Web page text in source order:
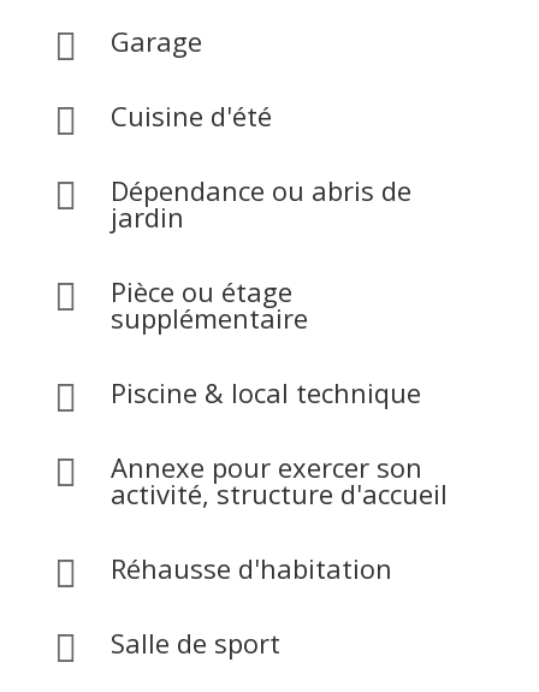
 Garage
 Cuisine d'été
 Dépendance ou abris de
jardin
 Pièce ou étage
supplémentaire
 Piscine & local technique
 Annexe pour exercer son
activité, structure d'accueil
 Réhausse d'habitation
 Salle de sport